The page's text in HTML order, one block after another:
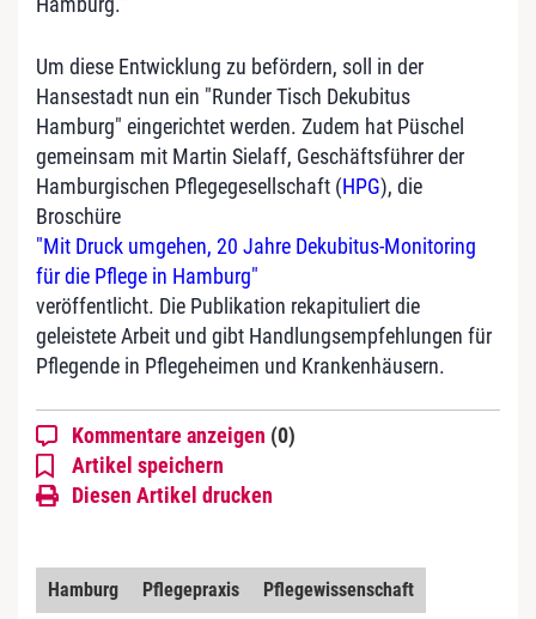
Um diese Entwicklung zu befördern, soll in der
Hansestadt nun ein "Runder Tisch Dekubitus
Hamburg" eingerichtet werden. Zudem hat Püschel
gemeinsam mit Martin Sielaff, Geschäftsführer der
Hamburgischen Pflegegesellschaft (HPG), die
Broschüre
"Mit Druck umgehen, 20 Jahre Dekubitus-Monitoring
für die Pflege in Hamburg"
veröffentlicht. Die Publikation rekapituliert die
geleistete Arbeit und gibt Handlungsempfehlungen für
Pflegende in Pflegeheimen und Krankenhäusern.
Kommentare anzeigen (0)
Artikel speichern
Diesen Artikel drucken
Hamburg Pflegepraxis Pflegewissenschaft